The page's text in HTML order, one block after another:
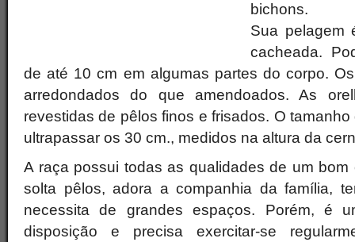
bichons.
Sua pelagem
cacheada.
de até 10 cm em algumas partes do corpo.
arredondados do que amendoados. As
revestidas de pêlos finos e frisados. O
ultrapassar os 30 cm., medidos na altura da
A raça possui todas as qualidades de um
solta pêlos, adora a companhia da família,
necessita de grandes espaços. Porém, é
disposição e precisa exercitar-se